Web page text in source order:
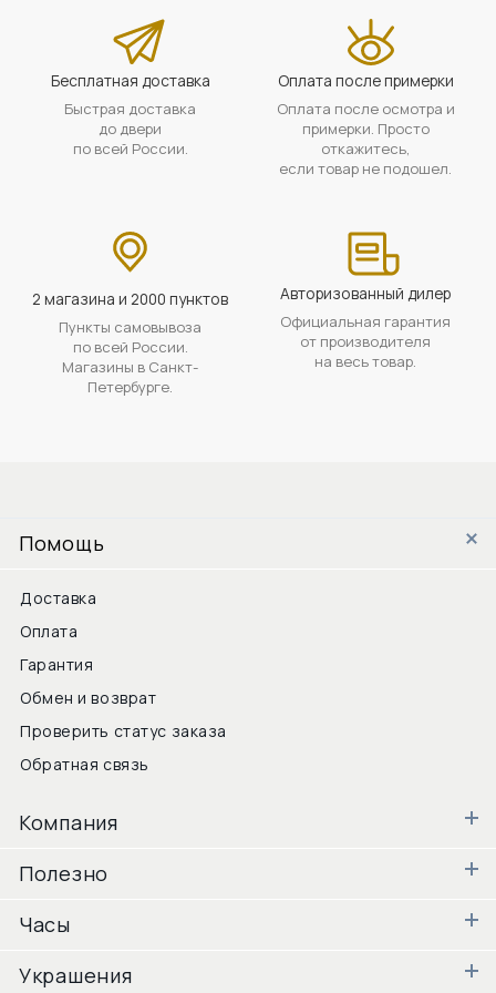
Бесплатная доставка
Быстрая доставка
до двери
по всей России.
Оплата после примерки
Оплата после осмотра и
примерки. Просто
откажитесь,
если товар не подошел.
2 магазина и 2000 пунктов
Пункты самовывоза
по всей России.
Магазины в Санкт-
Петербурге.
Авторизованный дилер
Официальная гарантия
от производителя
на весь товар.
Помощь
Доставка
Оплата
Гарантия
Обмен и возврат
Проверить статус заказа
Обратная связь
Компания
Полезно
Часы
Украшения